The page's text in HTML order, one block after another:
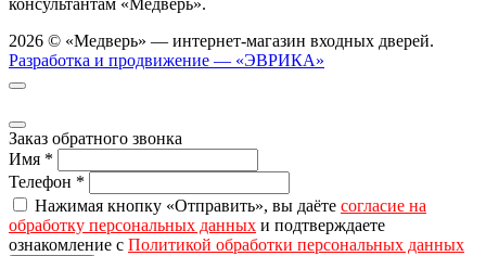
консультантам «Медверь».
2026 © «Медверь» — интернет-магазин входных дверей.
Разработка и продвижение — «ЭВРИКА»
Заказ обратного звонка
Имя *
Телефон *
Нажимая кнопку «Отправить», вы даёте согласие на
обработку персональных данных и подтверждаете
ознакомление с Политикой обработки персональных данных